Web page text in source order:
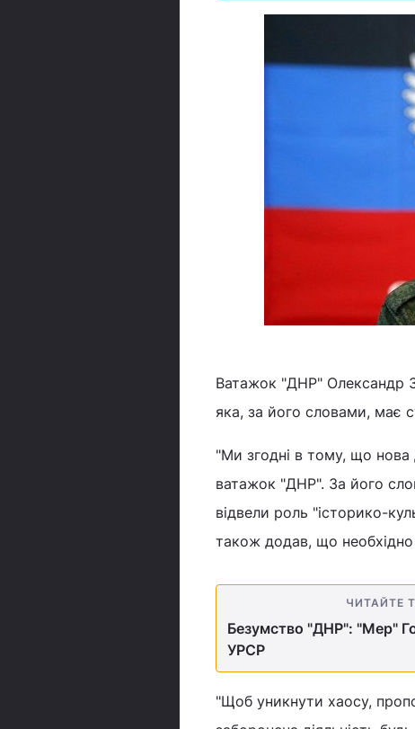
Ватажок "ДНР" Олександр
яка, за його словами, має
"Ми згодні в тому, що нова
ватажок "ДНР". За його
відвели роль "історико-
також додав, що необхідно
ЧИТАЙТЕ
Безумство "ДНР": "Мер"
УРСР
"Щоб уникнути хаосу,